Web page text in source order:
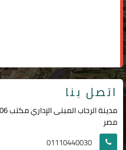
اتصل بنا
مصر
01110440030